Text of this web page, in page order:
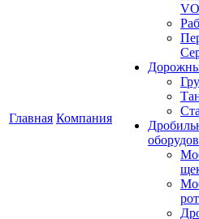
Главная Компания